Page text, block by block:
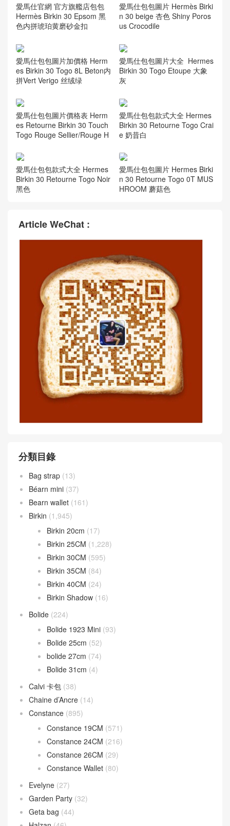
愛馬仕官網 官方旗艦店包包
Hermès Birkin 30 Epsom 黑
色内拼琥珀黄磨砂金扣
愛馬仕包包圖片 Hermès Birki
n 30 beige 杏色 Shiny Poros
us Crocodile
愛馬仕包包圖片加價格 Herm
es Birkin 30 Togo 8L Beton内
拼Vert Verigo 丝绒绿
愛馬仕包包圖片大全 Hermes
Birkin 30 Togo Etoupe 大象
灰
愛馬仕包包圖片價格表 Herm
es Retourne Birkin 30 Touch
Togo Rouge Sellier/Rouge H
愛馬仕包包款式大全 Hermes
Birkin 30 Retourne Togo Crai
e 奶昔白
愛馬仕包包款式大全 Hermes
Birkin 30 Retourne Togo Noir
黑色
愛馬仕包包圖片 Hermes Birki
n 30 Retourne Togo 0T MUS
HROOM 蘑菇色
Article WeChat :
分類目錄
Bag strap (13)
Béarn mini (37)
Bearn wallet (161)
Birkin (1,945)
Birkin 20cm (17)
Birkin 25CM (1,228)
Birkin 30CM (595)
Birkin 35CM (84)
Birkin 40CM (24)
Birkin Shadow (16)
Bolide (224)
Bolide 1923 Mini (93)
Bolide 25cm (52)
bolide 27cm (74)
Bolide 31cm (4)
Calvi 卡包 (38)
Chaine d’Ancre (14)
Constance (895)
Constance 19CM (571)
Constance 24CM (216)
Constance 26CM (29)
Constance Wallet (80)
Evelyne (27)
Garden Party (32)
Geta bag (44)